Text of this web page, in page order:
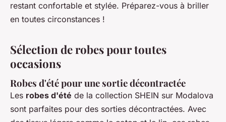
restant confortable et stylée. Préparez-vous à briller
en toutes circonstances !
Sélection de robes pour toutes
occasions
Robes d'été pour une sortie décontractée
Les robes d'été de la collection SHEIN sur Modalova
sont parfaites pour des sorties décontractées. Avec